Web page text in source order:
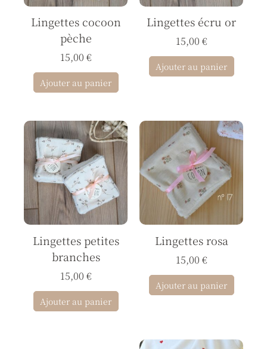
Lingettes cocoon
pèche
15,00 €
Ajouter au panier
Lingettes écru or
15,00 €
Ajouter au panier
Lingettes petites
branches
15,00 €
Ajouter au panier
Lingettes rosa
15,00 €
Ajouter au panier
Plage